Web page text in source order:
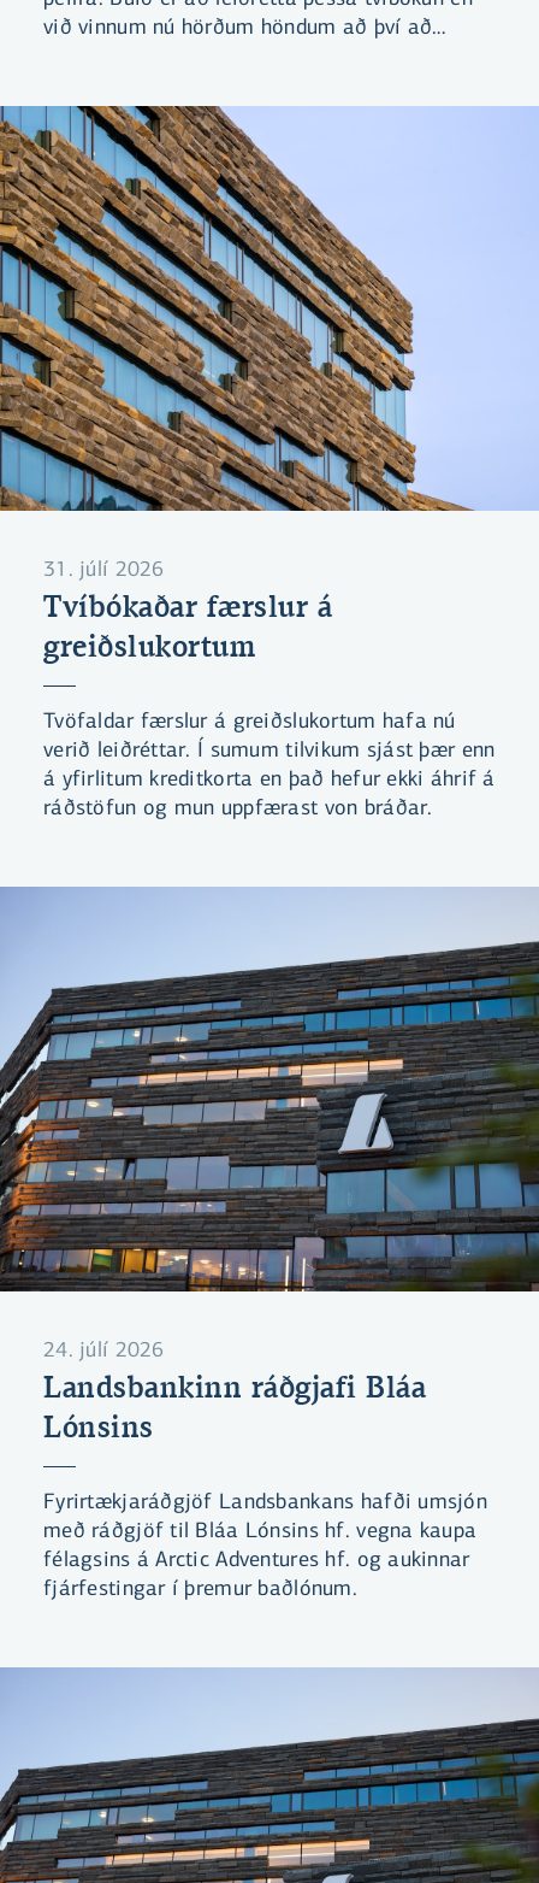
við vinnum nú hörðum höndum að því að
31. júlí 2026
Tvíbókaðar færslur á
greiðslukortum
Tvöfaldar færslur á greiðslukortum hafa nú
verið leiðréttar. Í sumum tilvikum sjást þær enn
á yfirlitum kreditkorta en það hefur ekki áhrif á
ráðstöfun og mun uppfærast von bráðar.
24. júlí 2026
Landsbankinn ráðgjafi Bláa
Lónsins
Fyrirtækjaráðgjöf Landsbankans hafði umsjón
með ráðgjöf til Bláa Lónsins hf. vegna kaupa
félagsins á Arctic Adventures hf. og aukinnar
fjárfestingar í þremur baðlónum.